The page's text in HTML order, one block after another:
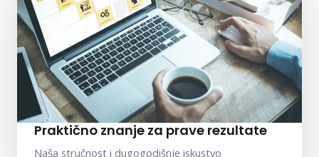
Praktično znanje za prave rezultate
Naša stručnost i dugogodišnje iskustvo